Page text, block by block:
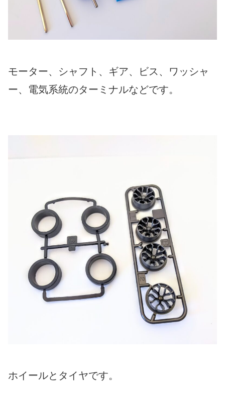
モーター、シャフト、ギア、ビス、ワッシャ
ー、電気系統のターミナルなどです。
ホイールとタイヤです。